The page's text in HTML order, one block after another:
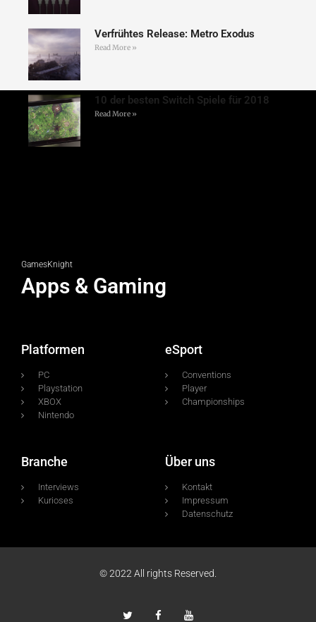
Verfrühtes Release: Metro Exodus
Read More »
10 der besten Switch Spiele für 2018
Read More »
GamesKnight
Apps & Gaming
Platformen
PC
Playstation
XBOX
Nintendo
eSport
Conventions
Player
Championships
Branche
Interviews
Kurioses
Über uns
Kontakt
Impressum
Datenschutz
© 2022 All rights Reserved.